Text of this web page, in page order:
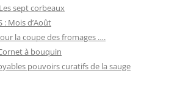
sept corbeaux
: Mois d’Août
la coupe des fromages ….
à bouquin
pouvoirs curatifs de la sauge